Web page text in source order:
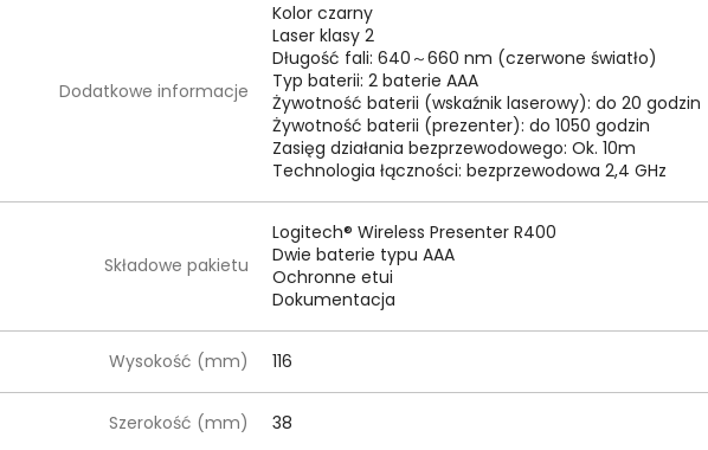
Dodatkowe informacje
Kolor czarny
Laser klasy 2
Długość fali: 640～660 nm (czerwone światło)
Typ baterii: 2 baterie AAA
Żywotność baterii (wskaźnik laserowy): do 20 godzin
Żywotność baterii (prezenter): do 1050 godzin
Zasięg działania bezprzewodowego: Ok. 10m
Technologia łączności: bezprzewodowa 2,4 GHz
Składowe pakietu
Logitech® Wireless Presenter R400
Dwie baterie typu AAA
Ochronne etui
Dokumentacja
Wysokość (mm) 116
Szerokość (mm) 38